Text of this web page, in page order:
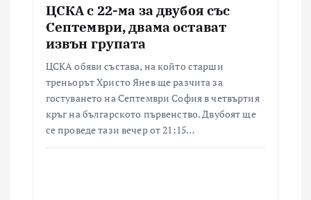
ЦСКА с 22-ма за двубоя със
Септември, двама остават
извън групата
ЦСКА обяви състава, на който старши
треньорът Христо Янев ще разчита за
гостуването на Септември София в четвъртия
кръг на българското първенство. Двубоят ще
се проведе тази вечер от 21:15…